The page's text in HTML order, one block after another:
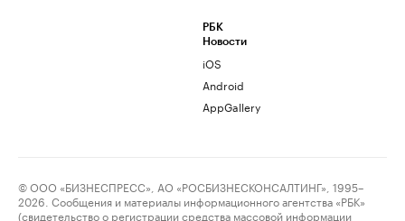
РБК
Новости
iOS
Android
AppGallery
© ООО «БИЗНЕСПРЕСС», АО «РОСБИЗНЕСКОНСАЛТИНГ», 1995–
2026. Сообщения и материалы информационного агентства «РБК»
(свидетельство о регистрации средства массовой информации